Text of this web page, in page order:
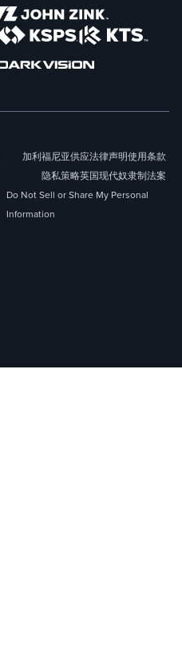
加利福尼亚供应法律声明使用条款
隐私策略英国现代奴隶制法案
Do Not Sell or Share My Personal
Information